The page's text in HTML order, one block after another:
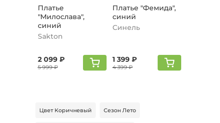
Платье
"Милослава",
синий
Sakton
2 099 ₽
5 999 ₽
Платье "Фемида",
синий
Синель
1 399 ₽
4 399 ₽
Цвет Коричневый Сезон Лето